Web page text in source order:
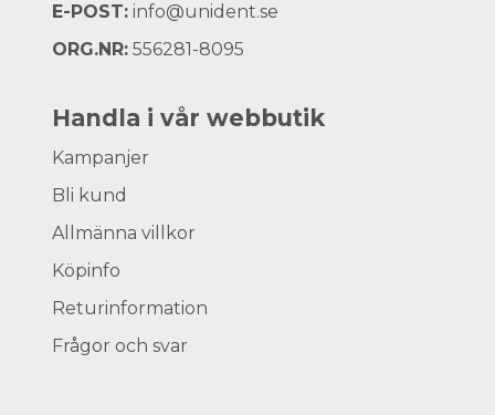
E-POST: info@unident.se
ORG.NR: 556281-8095
Handla i vår webbutik
Kampanjer
Bli kund
Allmänna villkor
Köpinfo
Returinformation
Frågor och svar